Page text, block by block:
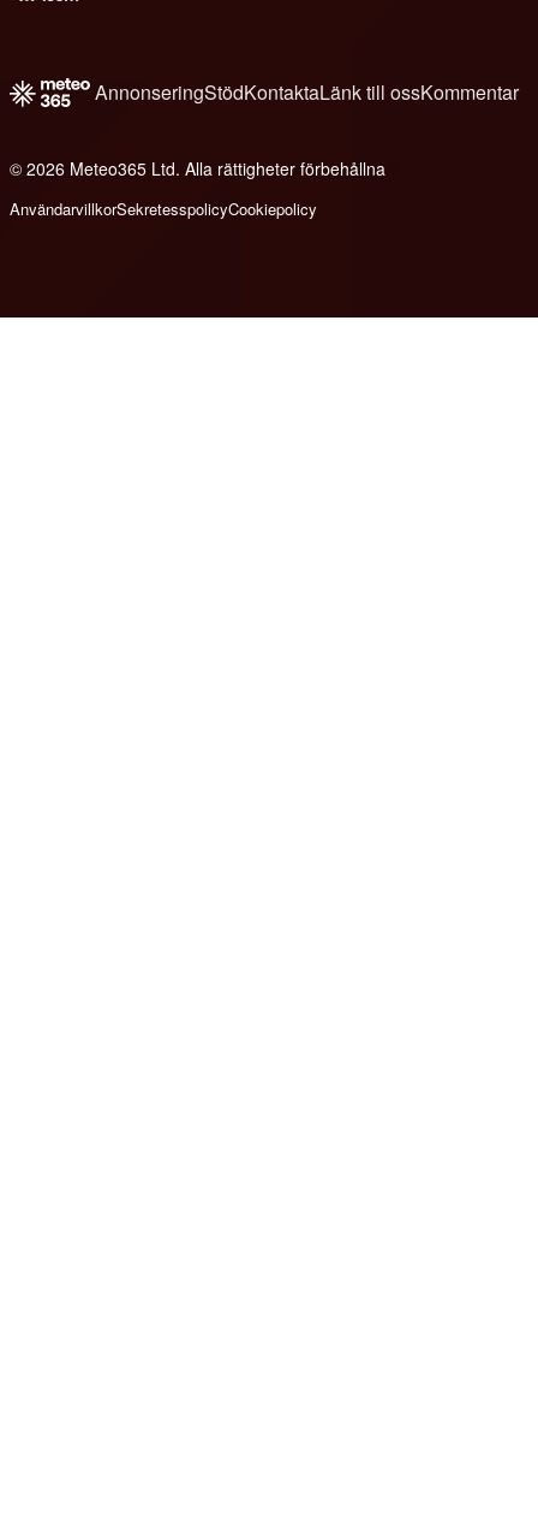
AnnonseringStödKontaktaLänk till ossKommentar
© 2026 Meteo365 Ltd. Alla rättigheter förbehållna
AnvändarvillkorSekretesspolicyCookiepolicy